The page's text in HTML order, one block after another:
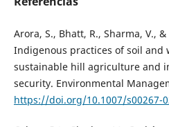
Arora, S., Bhatt, R., Sharma, V.,
Indigenous practices of soil and
sustainable hill agriculture and
security. Environmental
https://doi.org/10.1007/s00267-